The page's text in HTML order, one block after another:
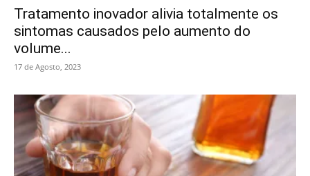
Tratamento inovador alivia totalmente os
sintomas causados pelo aumento do
volume...
17 de Agosto, 2023